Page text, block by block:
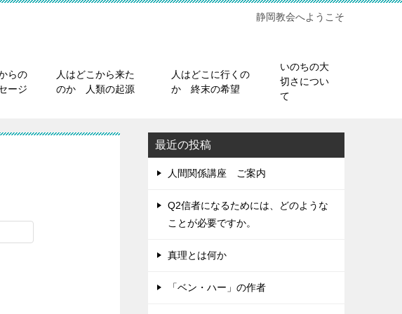
静岡教会へようこそ
らの
ージ
人はどこから来た
のか 人類の起源
人はどこに行くの
か 終末の希望
いのちの大
切さについ
て
最近の投稿
人間関係講座 ご案内
Q2信者になるためには、どのような
ことが必要ですか。
真理とは何か
「ベン・ハー」の作者